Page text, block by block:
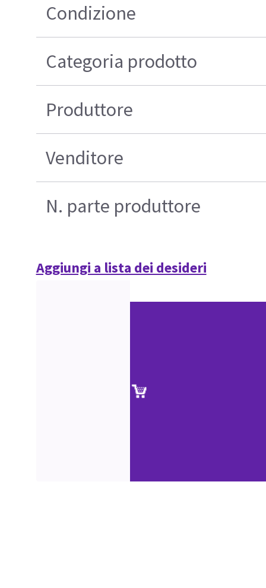
Condizione
Categoria prodotto
Produttore
Venditore
N. parte produttore
Aggiungi a lista dei desideri